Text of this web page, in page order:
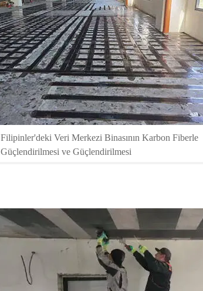
Filipinler'deki Veri Merkezi Binasının Karbon Fiberle
Güçlendirilmesi ve Güçlendirilmesi